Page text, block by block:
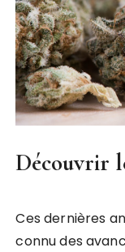
Découvrir
Ces dernières
connu des